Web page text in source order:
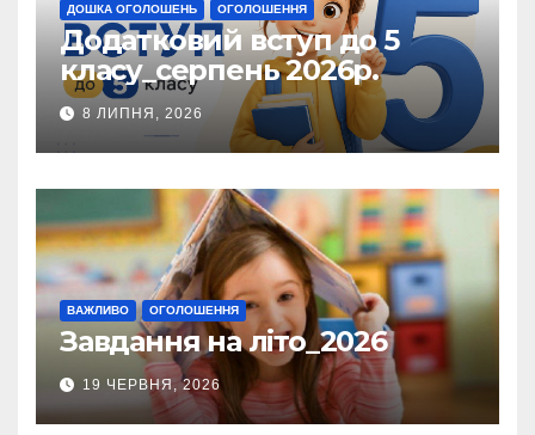
ДОШКА ОГОЛОШЕНЬ ОГОЛОШЕННЯ
Додатковий вступ до 5
класу_серпень 2026р.
8 ЛИПНЯ, 2026
ВАЖЛИВО ОГОЛОШЕННЯ
Завдання на літо_2026
19 ЧЕРВНЯ, 2026